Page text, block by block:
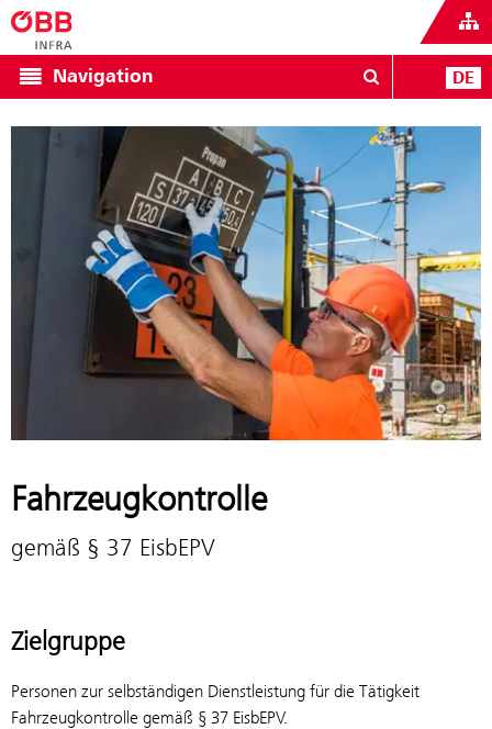
Navigation DE
Fahrzeugkontrolle
gemäß § 37 EisbEPV
Zielgruppe
Personen zur selbständigen Dienstleistung für die Tätigkeit
Fahrzeugkontrolle gemäß § 37 EisbEPV.